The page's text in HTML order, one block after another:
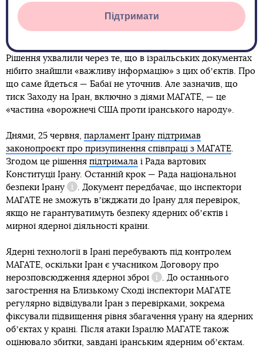
Підтримати
Рішення ухвалили через те, що в ізраїльських документах
нібито знайшли «важливу інформацію» з цих обʼєктів. Про
що саме йдеться — Бабаї не уточнив. Але зазначив, що
тиск Заходу на Іран, включно з діями МАГАТЕ, — це
«частина «ворожнечі США проти іранського народу».
Днями, 25 червня, парламент Ірану підтримав
законопроєкт про призупинення співпраці з МАГАТЕ.
Згодом це рішення підтримала і Рада вартових
Конституції Ірану. Останній крок — Рада національної
безпеки Ірану
Довідка
. Документ передбачає, що інспектори
МАГАТЕ не зможуть вʼїжджати до Ірану для перевірок,
якщо не гарантуватимуть безпеку ядерних обʼєктів і
мирної ядерної діяльності країни.
Ядерні технології в Ірані перебувають під контролем
МАГАТЕ, оскільки Іран є учасником Договору про
нерозповсюдження ядерної зброї
Довідка
. До останнього
загострення на Близькому Сході інспектори МАГАТЕ
регулярно відвідували Іран з перевірками, зокрема
фіксували підвищення рівня збагачення урану на ядерних
обʼєктах у країні. Після атаки Ізраїлю МАГАТЕ також
оцінювало збитки, завдані іранським ядерним обʼєктам.